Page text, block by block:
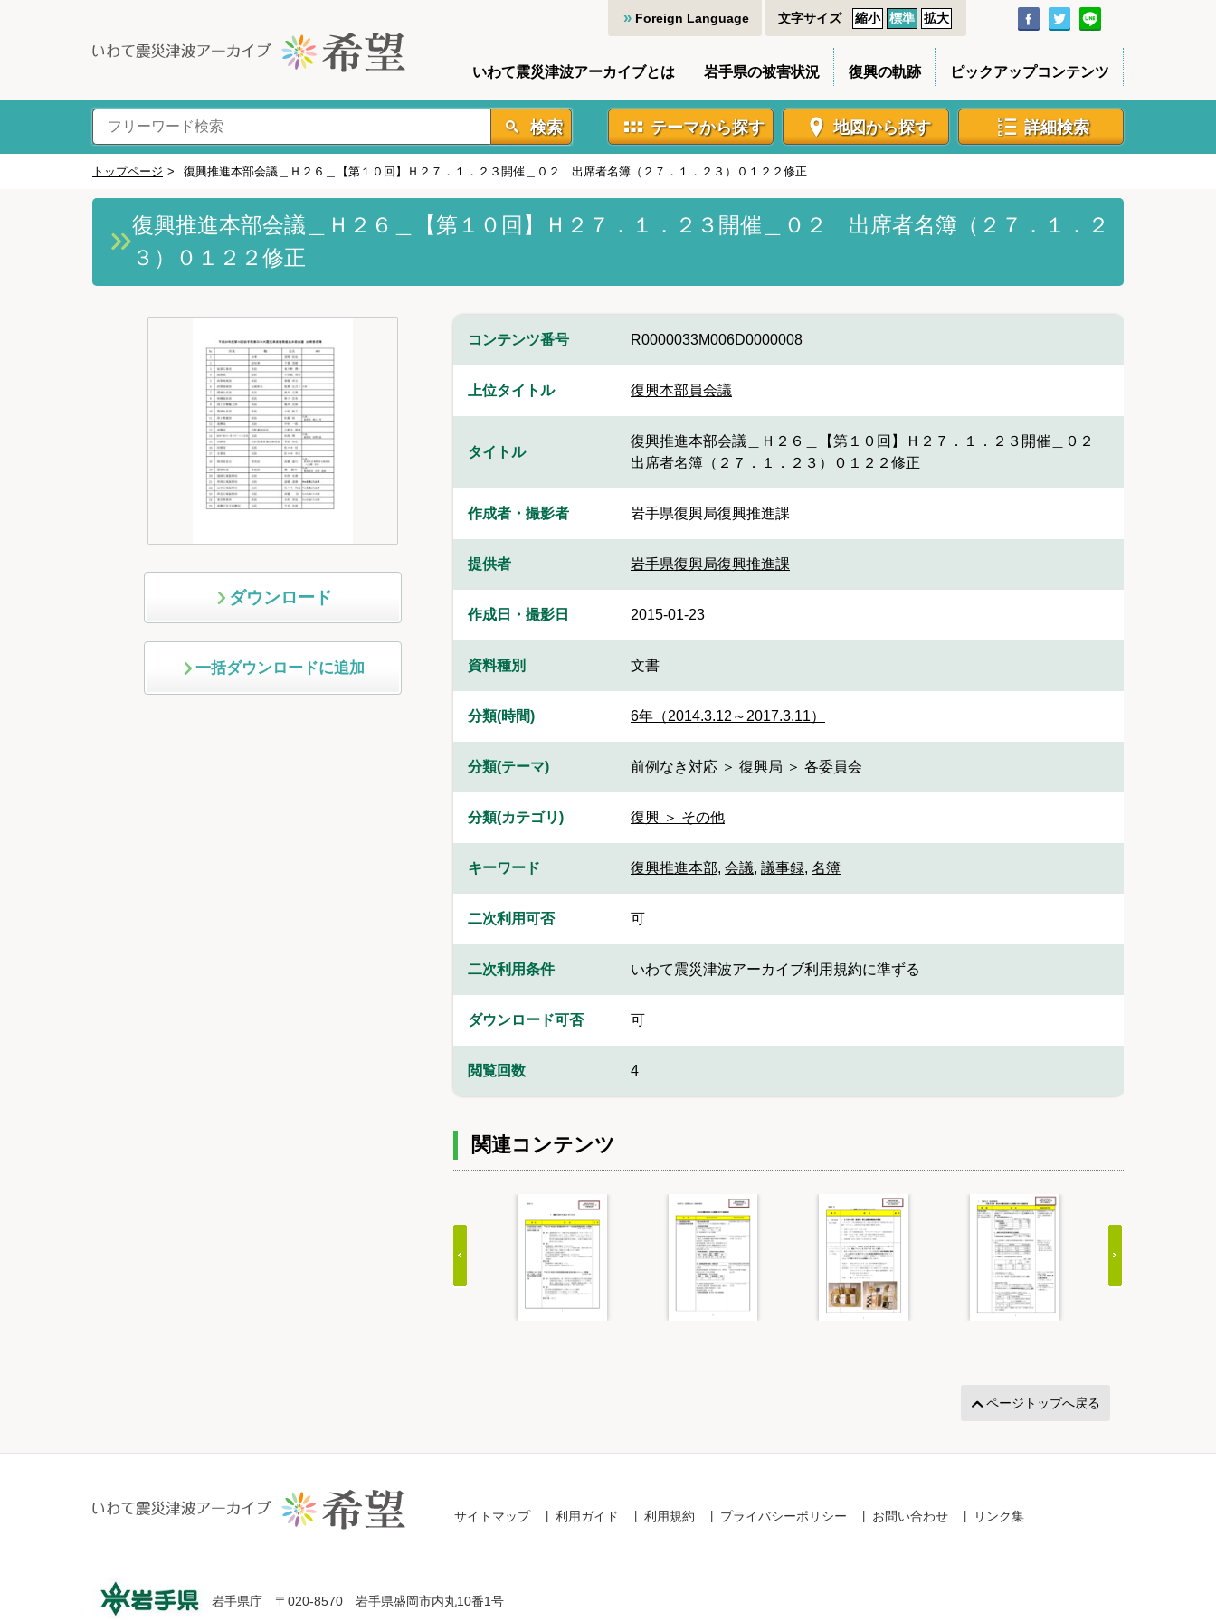
Foreign Language 文字サイズ 縮小 標準 拡大
いわて震災津波アーカイブとは 岩手県の被害状況 復興の軌跡 ピックアップコンテンツ
検索 テーマから探す 地図から探す 詳細検索
トップページ > 復興推進本部会議＿Ｈ２６＿【第１０回】Ｈ２７．１．２３開催＿０２ 出席者名簿（２７．１．２３）０１２２修正
復興推進本部会議＿Ｈ２６＿【第１０回】Ｈ２７．１．２３開催＿０２ 出席者名簿（２７．１．２
３）０１２２修正
ダウンロード
一括ダウンロードに追加
コンテンツ番号 R0000033M006D0000008
上位タイトル 復興本部員会議
タイトル
復興推進本部会議＿Ｈ２６＿【第１０回】Ｈ２７．１．２３開催＿０２
出席者名簿（２７．１．２３）０１２２修正
作成者・撮影者 岩手県復興局復興推進課
提供者 岩手県復興局復興推進課
作成日・撮影日 2015-01-23
資料種別 文書
分類(時間) 6年（2014.3.12～2017.3.11）
分類(テーマ) 前例なき対応 ＞ 復興局 ＞ 各委員会
分類(カテゴリ) 復興 ＞ その他
キーワード 復興推進本部, 会議, 議事録, 名簿
二次利用可否 可
二次利用条件 いわて震災津波アーカイブ利用規約に準ずる
ダウンロード可否 可
閲覧回数 4
関連コンテンツ
ページトップへ戻る
サイトマップ 利用ガイド 利用規約 プライバシーポリシー お問い合わせ リンク集
岩手県庁 〒020-8570 岩手県盛岡市内丸10番1号